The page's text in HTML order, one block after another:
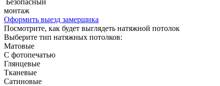
монтаж
Оформить выезд замерщика
Посмотрите, как будет выглядеть натяжной потолок
Выберите тип натяжных потолков:
Матовые
С фотопечатью
Глянцевые
Тканевые
Сатиновые